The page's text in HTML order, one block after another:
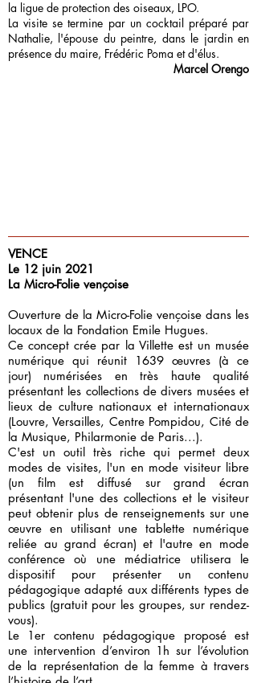
la ligue de protection des oiseaux, LPO.
La visite se termine par un cocktail préparé par
Nathalie, l'épouse du peintre, dans le jardin en
présence du maire, Frédéric Poma et d'élus.
Marcel Orengo
VENCE
Le 12 juin 2021
La Micro-Folie vençoise
Ouverture de la Micro-Folie vençoise dans les
locaux de la Fondation Emile Hugues.
Ce concept crée par la Villette est un musée
numérique qui réunit 1639 œuvres (à ce
jour) numérisées en très haute qualité
présentant les collections de divers musées et
lieux de culture nationaux et internationaux
(Louvre, Versailles, Centre Pompidou, Cité de
la Musique, Philarmonie de Paris...).
C'est un outil très riche qui permet deux
modes de visites, l'un en mode visiteur libre
(un film est diffusé sur grand écran
présentant l'une des collections et le visiteur
peut obtenir plus de renseignements sur une
œuvre en utilisant une tablette numérique
reliée au grand écran) et l'autre en mode
conférence où une médiatrice utilisera le
dispositif pour présenter un contenu
pédagogique adapté aux différents types de
publics (gratuit pour les groupes, sur rendez-
vous).
Le 1er contenu pédagogique proposé est
une intervention d’environ 1h sur l’évolution
de la représentation de la femme à travers